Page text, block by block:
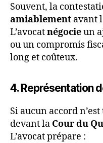
Souvent, la
amiablement avant
L’avocatnégocieun
ou un compromis
long et coûteux.
4. Représentation
Si aucun accord
devant la Cour du
L’avocat prépare :